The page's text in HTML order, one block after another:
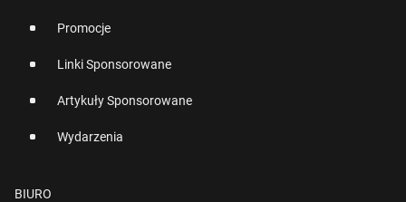
Promocje
Linki Sponsorowane
Artykuły Sponsorowane
Wydarzenia
BIURO